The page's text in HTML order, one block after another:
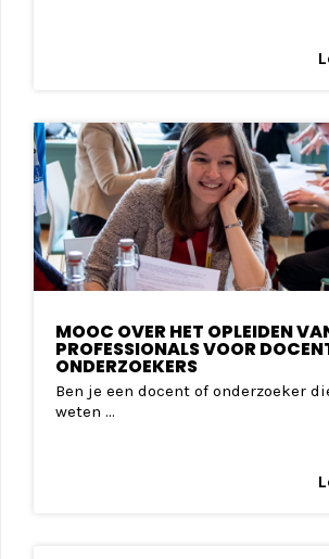
MOOC OVER HET OPLEIDEN
PROFESSIONALS VOOR
ONDERZOEKERS
Ben je een docent of onderzoeker
weten ...